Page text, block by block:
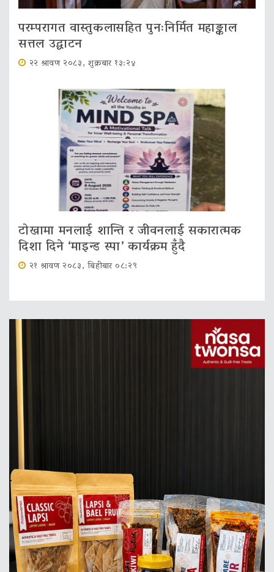
परम्परागत वास्तुकलासहित पुनःनिर्मित महाङ्काल
सत्तल उद्घाटन
२२ श्रावण २०८३, शुक्रबार १३:२४
टोखामा मनलाई शान्ति र जीवनलाई सकारात्मक
दिशा दिने ‘माइन्ड स्पा’ कार्यक्रम हुँदै
२१ श्रावण २०८३, बिहीबार ०८:२९